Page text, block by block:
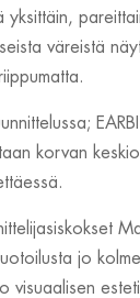
yksittäin,
väreistä
korvan
jo
visuaalisen